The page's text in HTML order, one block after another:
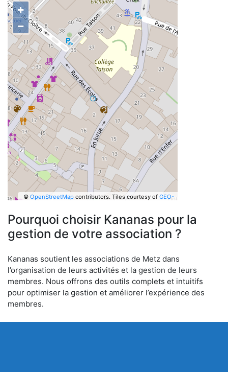
+
−
© OpenStreetMapcontributors. Tiles courtesy of GEO-
Pourquoi choisir Kananas pour la
gestion de votre association ?
Kananas soutient les associations de Metz dans
l’organisation de leurs activités et la gestion de leurs
membres. Nous offrons des outils complets et intuitifs
pour optimiser la gestion et améliorer l’expérience des
membres.